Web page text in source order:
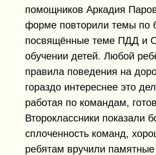
помощников Аркадия
форме повторили темы по
посвящённые теме ПДД и
обучении детей. Любой
правила поведения на
гораздо интереснее это
работая по командам,
Второклассники показали
сплоченность команд,
ребятам вручили